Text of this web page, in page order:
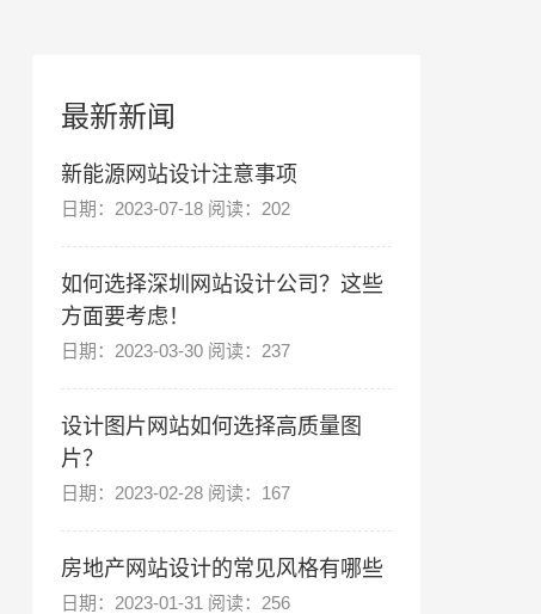
最新新闻
新能源网站设计注意事项
日期：2023-07-18 阅读：202
如何选择深圳网站设计公司？这些
方面要考虑！
日期：2023-03-30 阅读：237
设计图片网站如何选择高质量图
片？
日期：2023-02-28 阅读：167
房地产网站设计的常见风格有哪些
日期：2023-01-31 阅读：256